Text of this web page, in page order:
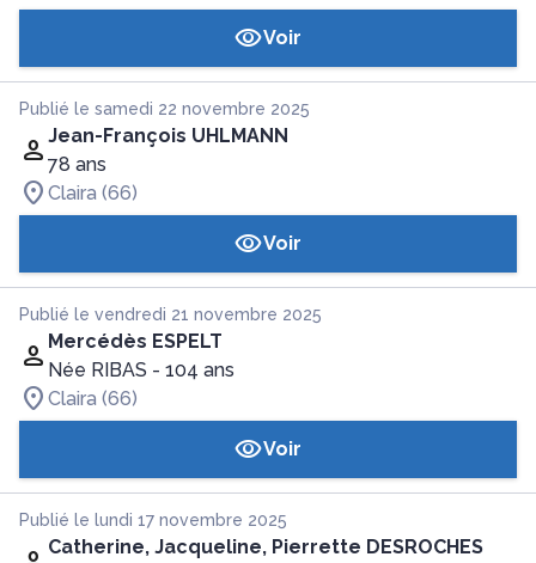
Voir
Publié le samedi 22 novembre 2025
Jean-François UHLMANN
78 ans
Claira (66)
Voir
Publié le vendredi 21 novembre 2025
Mercédès ESPELT
Née RIBAS - 104 ans
Claira (66)
Voir
Publié le lundi 17 novembre 2025
Catherine, Jacqueline, Pierrette DESROCHES